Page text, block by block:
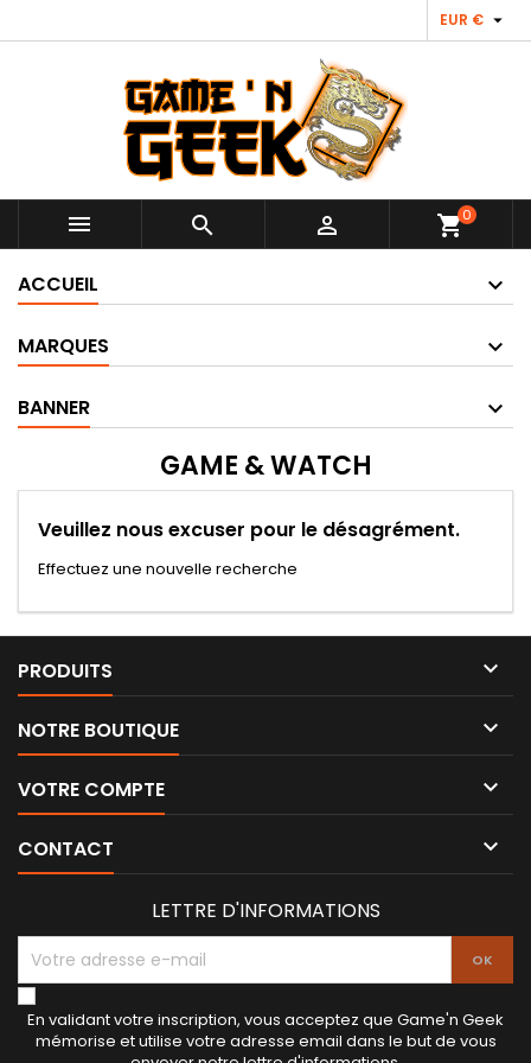
EUR € 
   shopping_cart0
ACCUEIL
MARQUES
BANNER
GAME & WATCH
Veuillez nous excuser pour le désagrément.
Effectuez une nouvelle recherche
PRODUITS 
NOTRE BOUTIQUE 
VOTRE COMPTE 
CONTACT 
LETTRE D'INFORMATIONS
En validant votre inscription, vous acceptez que Game'n Geek
mémorise et utilise votre adresse email dans le but de vous